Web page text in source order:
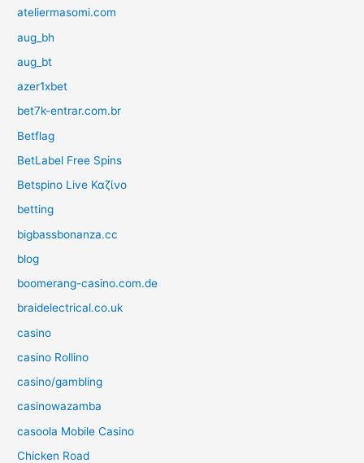
ateliermasomi.com
aug_bh
aug_bt
azer1xbet
bet7k-entrar.com.br
Betflag
BetLabel Free Spins
Betspino Live Καζίνο
betting
bigbassbonanza.cc
blog
boomerang-casino.com.de
braidelectrical.co.uk
casino
casino Rollino
casino/gambling
casinowazamba
casoola Mobile Casino
Chicken Road